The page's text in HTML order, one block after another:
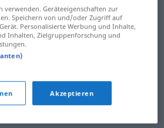
besonders JUR
(≈ Jungfräulichkeit)
(≈ Unverdorbenheit)
verwenden. Geräteeigenschaften zur
Speichern von und/oder Zugriff auf
Personalisierte Werbung und Inhalte,
Inhalten, Zielgruppenforschung und
Akzeptieren